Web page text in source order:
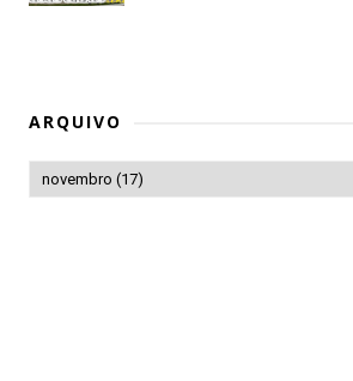
ARQUIVO